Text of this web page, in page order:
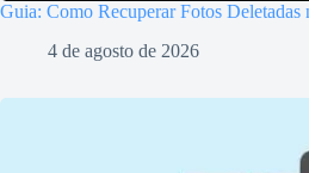
Guia: Como Recuperar Fotos Deletadas
4 de agosto de 2026